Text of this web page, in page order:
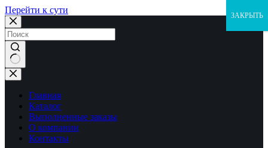
Перейти к сути
Ничего
не
найденоГлавная
Каталог
Выполненные заказы
О компании
Контакты
ЗАКРЫТЬ